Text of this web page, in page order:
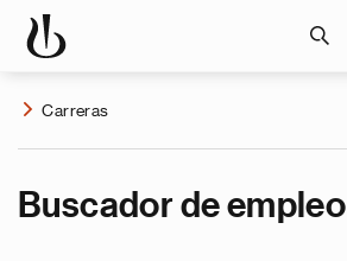
Carreras
Buscador de empleo